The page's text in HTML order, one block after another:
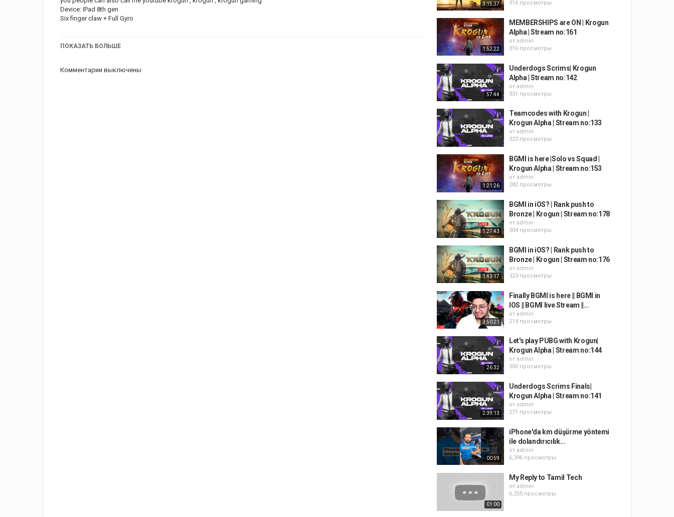
Device: IPad 8th gen
Six finger claw + Full Gyro
IGN:YouTubeKrogun
ПОКАЗАТЬ БОЛЬШЕ
Комментарии выключены
3:15:37 316 просмотры
1:52:22
MEMBERSHIPS are ON | Krogun
Alpha | Stream no:161
от admin
316 просмотры
57:44
Underdogs Scrims| Krogun
Alpha | Stream no:142
от admin
331 просмотры
Teamcodes with Krogun |
Krogun Alpha | Stream no:133
от admin
323 просмотры
1:21:26
BGMI is here |Solo vs Squad |
Krogun Alpha | Stream no:153
от admin
282 просмотры
1:27:43
BGMI in iOS? | Rank push to
Bronze | Krogun | Stream no:178
от admin
304 просмотры
1:43:17
BGMI in iOS? | Rank push to
Bronze | Krogun | Stream no:176
от admin
323 просмотры
3:50:21
Finally BGMI is here || BGMI in
IOS || BGMI live Stream ||...
от admin
214 просмотры
26:32
Let's play PUBG with Krogun|
Krogun Alpha | Stream no:144
от admin
300 просмотры
2:39:13
Underdogs Scrims Finals|
Krogun Alpha | Stream no:141
от admin
271 просмотры
00:59
iPhone'da km düşürme yöntemi
ile dolandırıcılık...
от admin
6,396 просмотры
01:00
My Reply to Tamil Tech
от admin
6,255 просмотры